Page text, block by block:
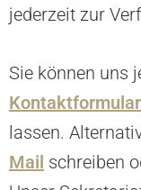
jederzeit zur
Sie können uns
Kontaktformular
lassen.
Mail schreiben